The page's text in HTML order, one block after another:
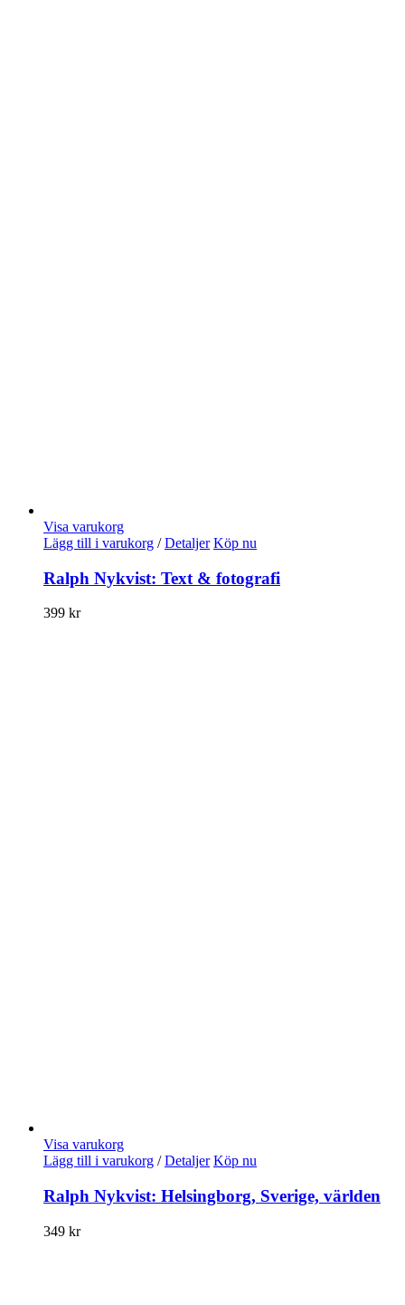
Visa varukorg
Lägg till i varukorg / Detaljer Köp nu
Ralph Nykvist: Text & fotografi
399 kr
Visa varukorg
Lägg till i varukorg / Detaljer Köp nu
Ralph Nykvist: Helsingborg, Sverige, världen
349 kr